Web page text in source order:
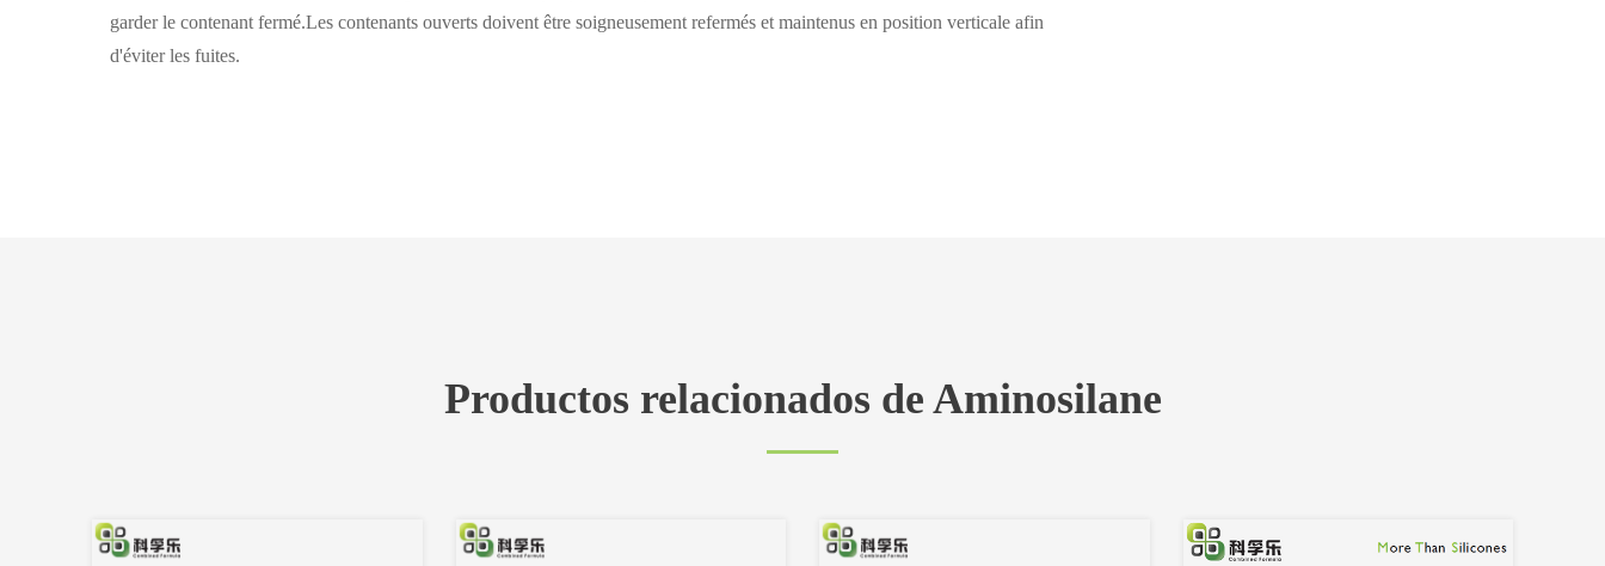
garder le contenant fermé.Les contenants ouverts doivent être soigneusement refermés et maintenus en position verticale afin
d'éviter les fuites.
Productos relacionados de Aminosilane